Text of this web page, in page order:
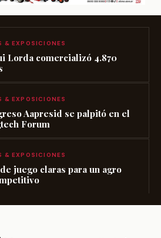
& EXPOSICIONES
Lorda comercializó 4.870
& EXPOSICIONES
Aapresid se palpitó en el
Forum
& EXPOSICIONES
juego claras para un agro